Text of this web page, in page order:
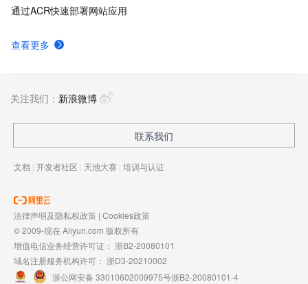
通过ACR快速部署网站应用
查看更多
关注我们： 新浪微博
联系我们
文档 | 开发者社区 | 天池大赛 | 培训与认证
法律声明及隐私权政策 | Cookies政策
© 2009-现在 Aliyun.com 版权所有
增值电信业务经营许可证： 浙B2-20080101
域名注册服务机构许可： 浙D3-20210002
浙公网安备 33010602009975号浙B2-20080101-4